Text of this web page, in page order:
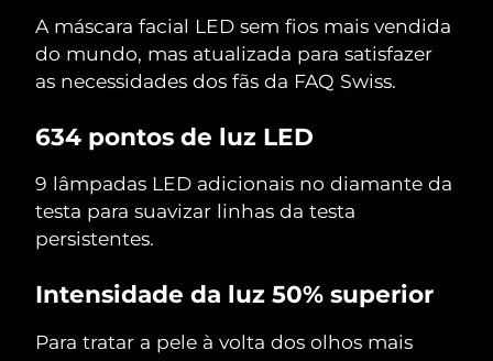
A máscara facial LED sem fios mais vendida
do mundo, mas atualizada para satisfazer
as necessidades dos fãs da FAQ Swiss.
634 pontos de luz LED
9 lâmpadas LED adicionais no diamante da
testa para suavizar linhas da testa
persistentes.
Intensidade da luz 50% superior
Para tratar a pele à volta dos olhos mais